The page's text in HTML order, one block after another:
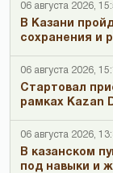
06 августа 2026,
В Казани
сохранения и
06 августа 2026,
Стартовал
рамках Kazan
06 августа 2026,
В казанском
под навыки и